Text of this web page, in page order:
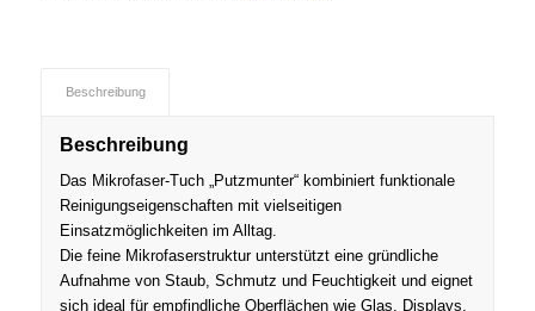
Beschreibung
Beschreibung
Das Mikrofaser-Tuch „Putzmunter“ kombiniert funktionale
Reinigungseigenschaften mit vielseitigen
Einsatzmöglichkeiten im Alltag.
Die feine Mikrofaserstruktur unterstützt eine gründliche
Aufnahme von Staub, Schmutz und Feuchtigkeit und eignet
sich ideal für empfindliche Oberflächen wie Glas, Displays,